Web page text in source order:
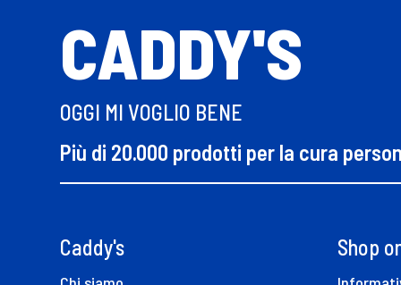
CADDY'S
OGGI MI VOGLIO BENE
Più di 20.000 prodotti per la cura
Caddy's Shop